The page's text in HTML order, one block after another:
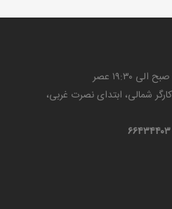
شمالی، ابتدای نصرت غربی،